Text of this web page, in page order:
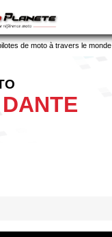
de moto à travers le monde